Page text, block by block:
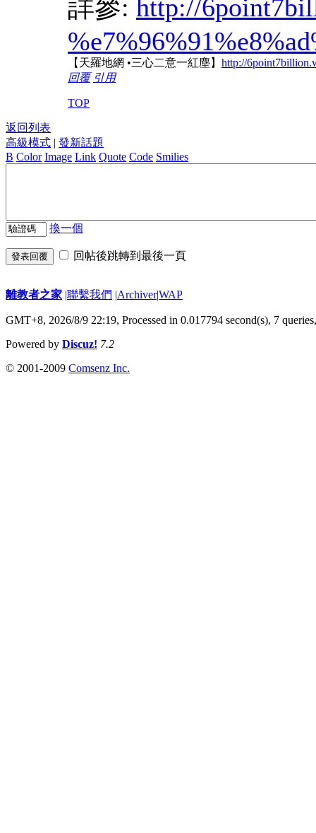
詳參: http://
【天羅地網 •三心二意一紅塵】 http://
回覆 引用
TOP
返回列表
高級模式 | 發新話題
B Color Image Link Quote Code Smilies
換一個
發表回覆 回帖後跳轉到最後一頁
離教者之家 |聯繫我們 |Archiver|WAP
GMT+8, 2026/8/9 22:19, Processed in 0.017794 second(s), 7
Powered by Discuz! 7.2
© 2001-2009 Comsenz Inc.